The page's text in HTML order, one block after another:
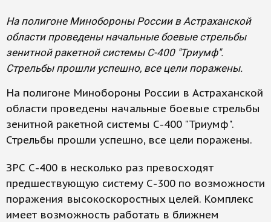
На полигоне Минобороны России в Астраханской
области проведены начальные боевые стрельбы
зенитной ракетной системы С-400 "Триумф".
Стрельбы прошли успешно, все цели поражены.
На полигоне Минобороны России в Астраханской
области проведены начальные боевые стрельбы
зенитной ракетной системы С-400 "Триумф".
Стрельбы прошли успешно, все цели поражены.
ЗРС С-400 в несколько раз превосходят
предшествующую систему С-300 по возможности
поражения высокоскоростных целей. Комплекс
имеет возможность работать в ближнем